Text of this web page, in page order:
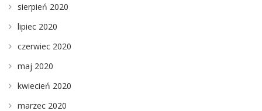
sierpień 2020
lipiec 2020
czerwiec 2020
maj 2020
kwiecień 2020
marzec 2020